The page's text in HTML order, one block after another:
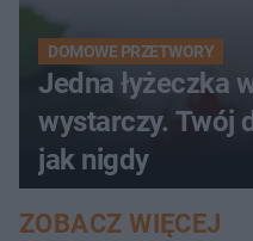
DOMOWE PRZETWORY
Jedna łyżeczka
wystarczy. Twój
jak nigdy
ZOBACZ WIĘCEJ